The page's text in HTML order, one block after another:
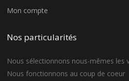
Mon compte
Nos particularités
Nous sélectionnons nous-mêmes les
Nous fonctionnons au coup de coeur